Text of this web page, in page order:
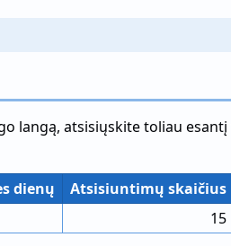
langą, atsisiųskite toliau
dienų Atsisiuntimų skaičius
15